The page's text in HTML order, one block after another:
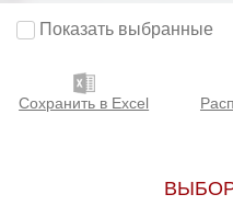
Оренбург
Показать выбранные
Сохранить в Excel